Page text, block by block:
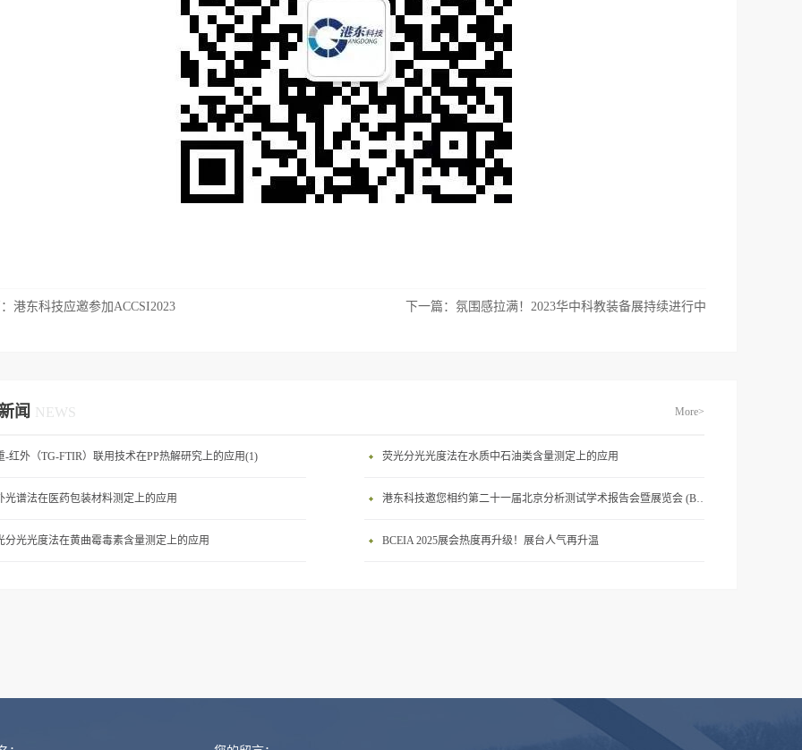
港东科技应邀参加ACCSI2023 下一篇： 氛围感拉满！2023华中科教装备展持续进行中
闻 NEWS More>
-红外（TG-FTIR）联用技术在PP热解研究上的应用(1) 荧光分光光度法在水质中石油类含量测定上的应用
光谱法在医药包装材料测定上的应用 港东科技邀您相约第二十一届北京分析测试学术报告会暨展览会 (BCEIA 2025)
分光光度法在黄曲霉毒素含量测定上的应用 BCEIA 2025展会热度再升级！展台人气再升温